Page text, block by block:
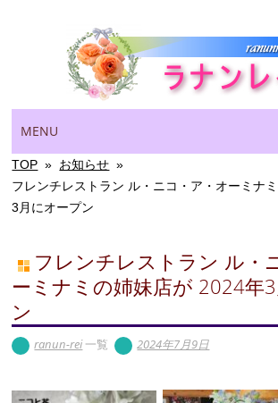
Main menu
to
content
MENU
TOP » お知らせ »
フレンチレストラン ル・ニコ・ア・オーミナ
3月にオープン
フレンチレストラン ル・
ーミナミの姉妹店が 2024年
ン
ranun-rei一覧 2024年7月9日